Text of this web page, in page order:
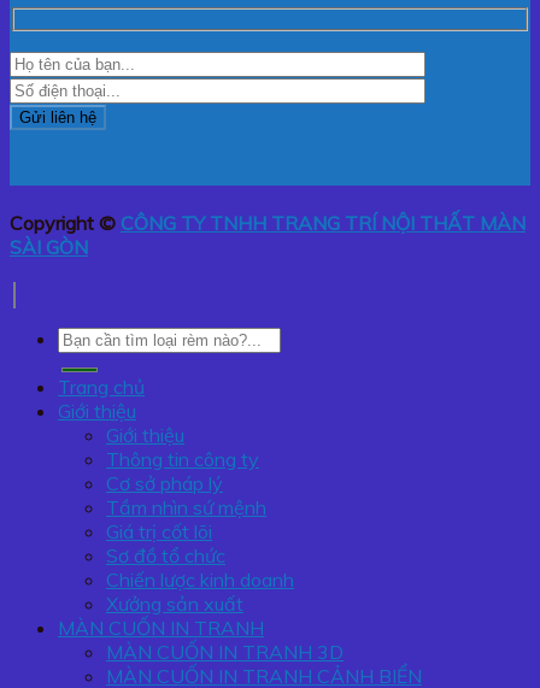
Copyright © CÔNG TY TNHH TRANG TRÍ NỘI THẤT MÀN
SÀI GÒN
Tìm
kiếm:
Trang chủ
Giới thiệu
Giới thiệu
Thông tin công ty
Cơ sở pháp lý
Tầm nhìn sứ mệnh
Giá trị cốt lõi
Sơ đồ tổ chức
Chiến lược kinh doanh
Xưởng sản xuất
MÀN CUỐN IN TRANH
MÀN CUỐN IN TRANH 3D
MÀN CUỐN IN TRANH CẢNH BIỂN